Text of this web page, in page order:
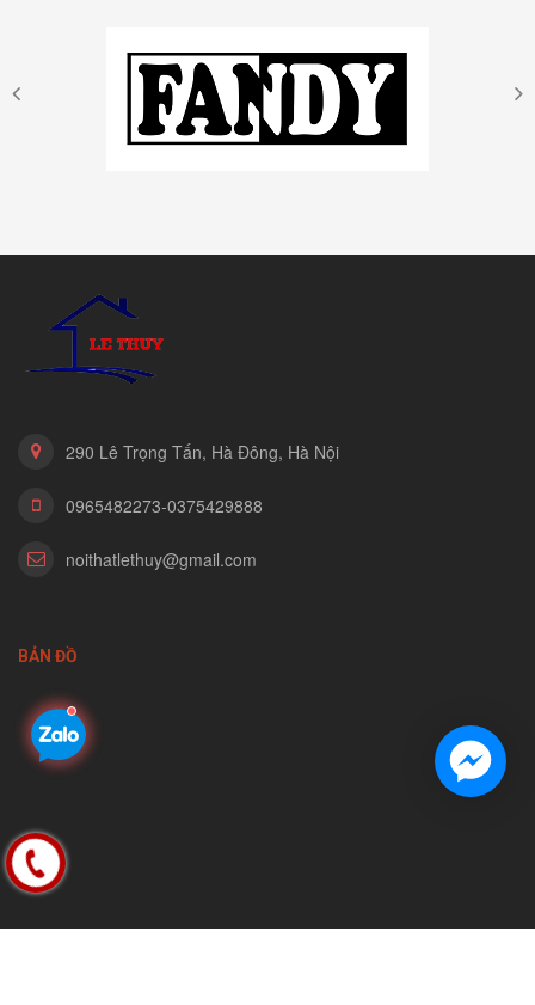
290 Lê Trọng Tấn, Hà Đông, Hà Nội
0965482273-0375429888
noithatlethuy@gmail.com
BẢN ĐỒ